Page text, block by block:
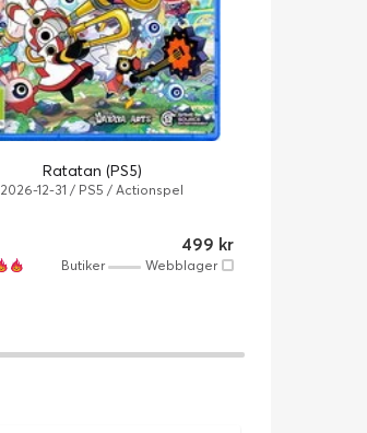
Ratatan (PS5)
2026-12-31 / PS5 / Actionspel
499 kr
Webblager
Butiker